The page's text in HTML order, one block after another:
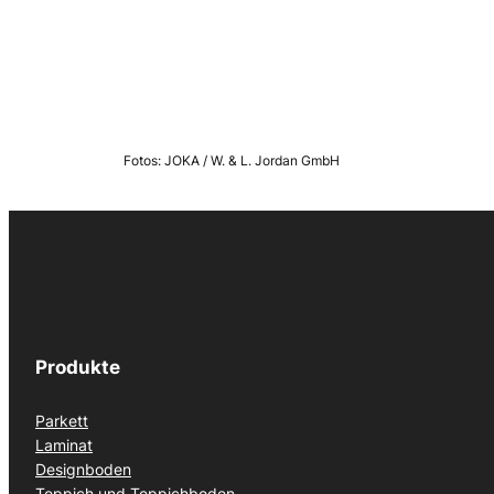
Fotos: JOKA / W. & L. Jordan GmbH
Produkte
Parkett
Laminat
Designboden